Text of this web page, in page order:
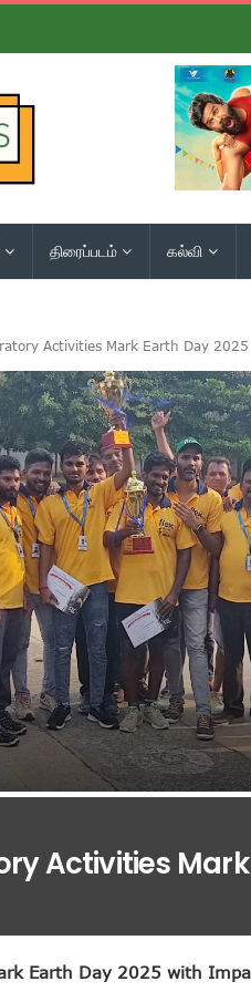
திரைப்படம் கல்வி
Activities Mark Earth Day 2025
Activities
Earth Day 2025 with